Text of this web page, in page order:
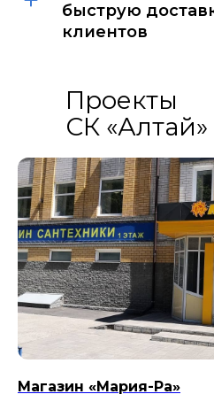
быструю
клиентов
Проекты
СК «Алтай»
Магазин «Мария-Ра»